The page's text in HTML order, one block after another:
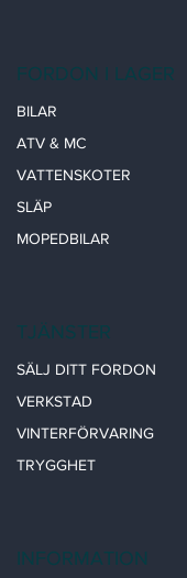
FORDON I LAGER
BILAR
ATV & MC
VATTENSKOTER
SLÄP
MOPEDBILAR
TJÄNSTER
SÄLJ DITT FORDON
VERKSTAD
VINTERFÖRVARING
TRYGGHET
INFORMATION